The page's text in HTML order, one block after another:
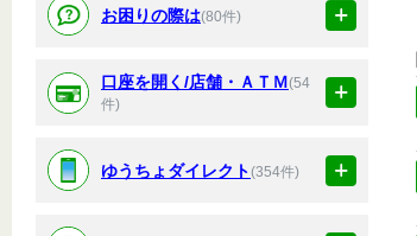
お困りの際は(80件)
口座を開く/店舗・ＡＴＭ(54
件)
ゆうちょダイレクト(354件)